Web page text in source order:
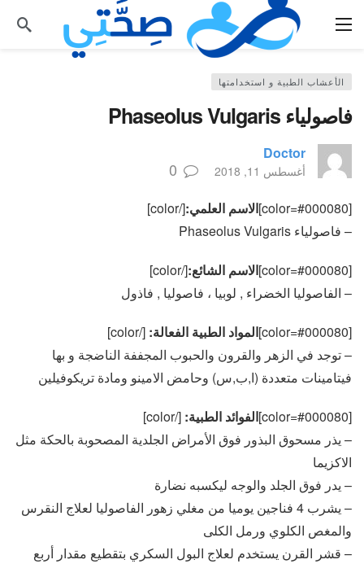
الأعشاب الطبية و استخدامتها
فاصولياء Phaseolus Vulgaris
Doctor
أغسطس 11, 2018 0
[color=#000080] الاسم العلمي:[/color]
– فاصولياء Phaseolus Vulgaris
[color=#000080] الاسم الشائع:[/color]
– الفاصوليا الخضراء , لوبيا ، فاصوليا , فاذول
[color=#000080] المواد الطبية الفعالة: [/color]
– توجد في الزهر والقرون والحبوب المجففة الناضجة و بها
فيتامينات متعددة (ا,ب,س) وحامض الامينو ومادة تريكوفيلين
[color=#000080] الفوائد الطبية: [/color]
– يذر مسحوق البذور فوق الأمراض الجلدية المصحوبة بالحكة مثل
الاكزيما
– يدر فوق الجلد والوجه ليكسبه نضارة
– يشرب 4 فناجين يوميا من مغلي زهور الفاصوليا لعلاج النقرس
والمغص الكلوي ورمل الكلى
– قشر القرن يستخدم لعلاج البول السكري بتقطيع مقدار أربع